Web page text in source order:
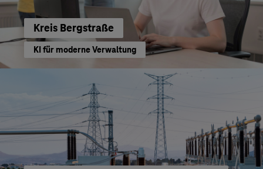
Kreis Bergstraße
KI für moderne Verwaltung